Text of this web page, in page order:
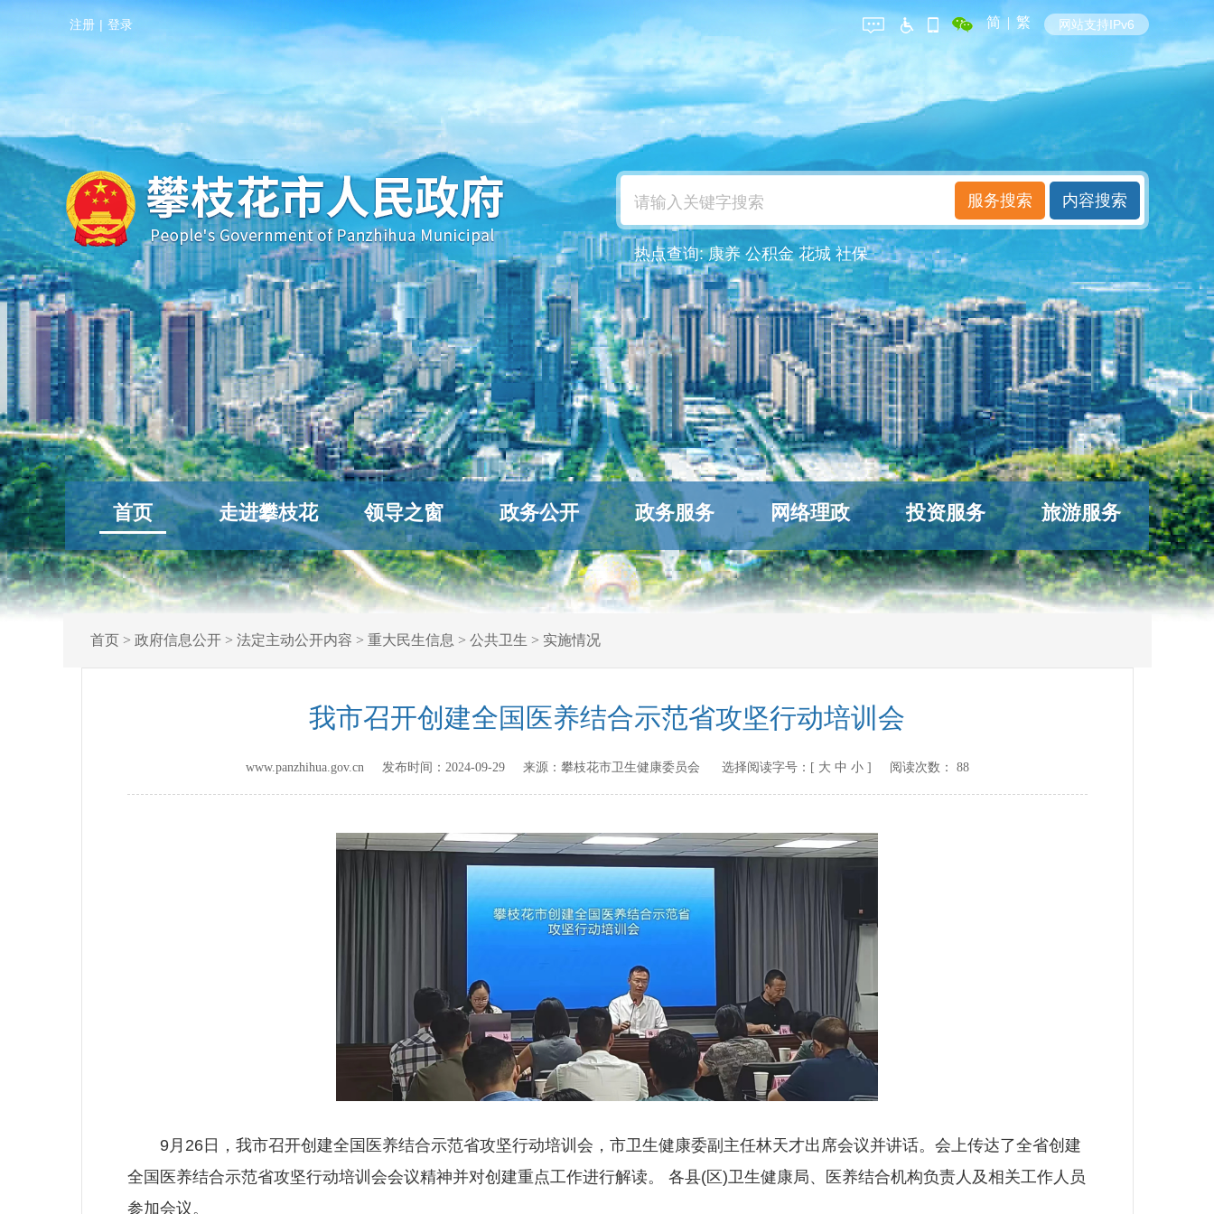
注册 | 登录 简 | 繁 网站支持IPv6
热点查询:康养 公积金 花城 社保
首页 走进攀枝花 领导之窗 政务公开 政务服务 网络理政 投资服务 旅游服务
首页> 政府信息公开> 法定主动公开内容 > 重大民生信息 > 公共卫生 > 实施情况
我市召开创建全国医养结合示范省攻坚行动培训会
www.panzhihua.gov.cn 发布时间： 2024-09-29来源： 攀枝花市卫生健康委员会 选择阅读字号：[ 大 中 小] 阅读次数： 88
9月26日，我市召开创建全国医养结合示范省攻坚行动培训会，市卫生健康委副主任林天才出席会议并讲话。会上传达了全省创建
全国医养结合示范省攻坚行动培训会会议精神并对创建重点工作进行解读。 各县(区)卫生健康局、医养结合机构负责人及相关工作人员
参加会议。